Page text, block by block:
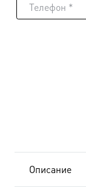
Икона
Описание